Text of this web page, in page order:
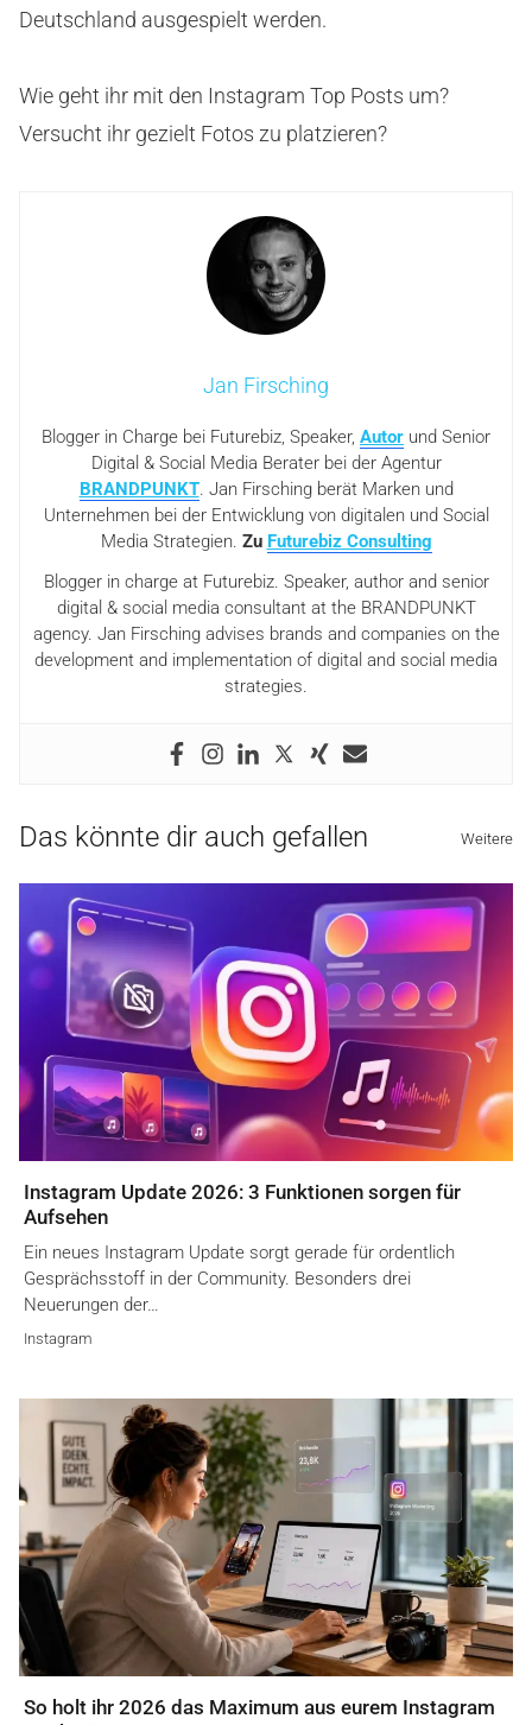
Deutschland ausgespielt werden.
Wie geht ihr mit den Instagram Top Posts um?
Versucht ihr gezielt Fotos zu platzieren?
Jan Firsching
Blogger in Charge bei Futurebiz, Speaker, Autor und Senior
Digital & Social Media Berater bei der Agentur
BRANDPUNKT. Jan Firsching berät Marken und
Unternehmen bei der Entwicklung von digitalen und Social
Media Strategien. Zu Futurebiz Consulting
Blogger in charge at Futurebiz. Speaker, author and senior
digital & social media consultant at the BRANDPUNKT
agency. Jan Firsching advises brands and companies on the
development and implementation of digital and social media
strategies.
Das könnte dir auch gefallen Weitere
Instagram Update 2026: 3 Funktionen sorgen für
Aufsehen
Ein neues Instagram Update sorgt gerade für ordentlich
Gesprächsstoff in der Community. Besonders drei
Neuerungen der…
Instagram
So holt ihr 2026 das Maximum aus eurem Instagram